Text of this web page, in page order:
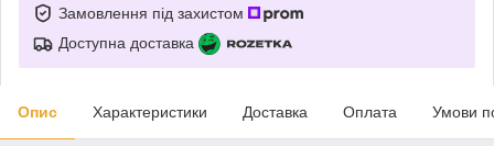
Замовлення під захистом
Доступна доставка
Опис Характеристики Доставка Оплата Умови